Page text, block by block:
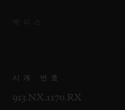
시계 번호
913.NX.1170.RX